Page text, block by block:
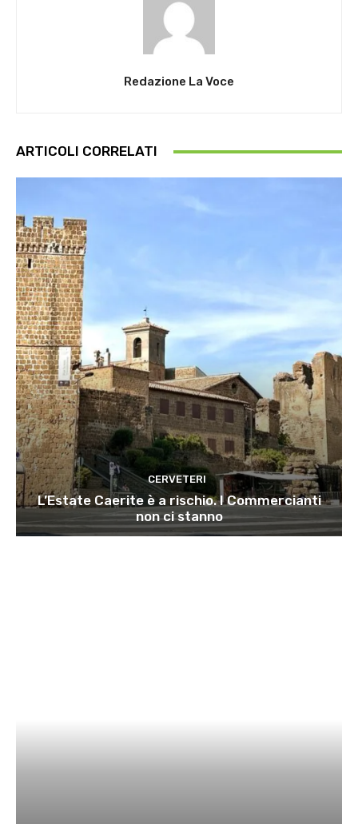
Redazione La Voce
ARTICOLI CORRELATI
CERVETERI
L’Estate Caerite è a rischio. I Commercianti
non ci stanno